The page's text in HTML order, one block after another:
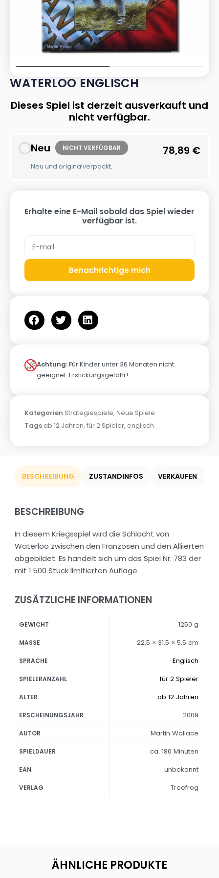
WATERLOO ENGLISCH
Dieses Spiel ist derzeit ausverkauft und
nicht verfügbar.
Neu NICHT VERFÜGBAR
Neu und originalverpackt.
78,89 €
Erhalte eine E-Mail sobald das Spiel wieder
verfügbar ist.
Benachrichtige mich
Achtung:Für Kinder unter 36 Monaten nicht
geeignet. Erstickungsgefahr!
Kategorien Strategiespiele, Neue Spiele
Tags ab 12 Jahren, für 2 Spieler, englisch
BESCHREIBUNG ZUSTANDINFOS VERKAUFEN
BESCHREIBUNG
In diesem Kriegsspiel wird die Schlacht von
Waterloo zwischen den Franzosen und den Alliierten
abgebildet. Es handelt sich um das Spiel Nr. 783 der
mit 1.500 Stück limitierten Auflage
ZUSÄTZLICHE INFORMATIONEN
GEWICHT 1250 g
MASSE 22,5 × 31,5 × 5,5 cm
SPRACHE Englisch
SPIELERANZAHL für 2 Spieler
ALTER ab 12 Jahren
ERSCHEINUNGSJAHR 2009
AUTOR Martin Wallace
SPIELDAUER ca. 180 Minuten
EAN unbekannt
VERLAG Treefrog
ÄHNLICHE PRODUKTE